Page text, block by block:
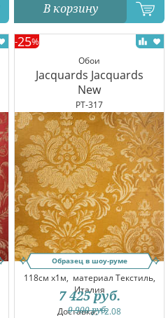
В корзину
Обои
Jacquards Jacquards
New
PT-317
-25%
Образец в шоу-руме
118см x1м, материал Текстиль,
Италия
Доставка:12.08
9 900руб.
7 425 руб.